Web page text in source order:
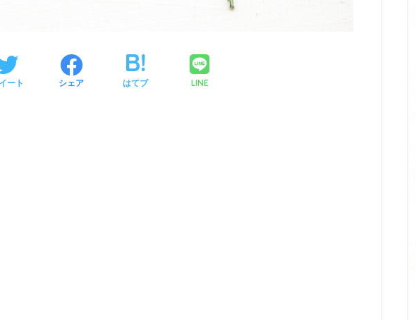
ート シェア はてブ LINE